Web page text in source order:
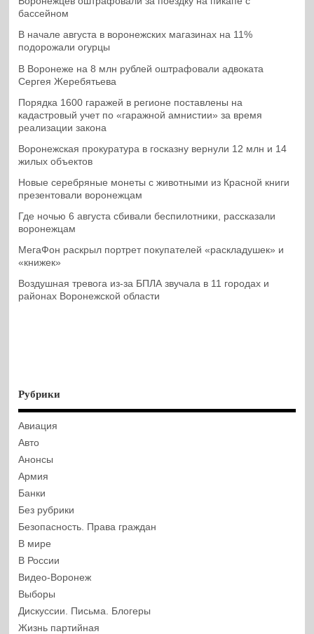
бассейном
В начале августа в воронежских магазинах на 11%
подорожали огурцы
В Воронеже на 8 млн рублей оштрафовали адвоката
Сергея Жеребятьева
Порядка 1600 гаражей в регионе поставлены на
кадастровый учет по «гаражной амнистии» за время
реализации закона
Воронежская прокуратура в госказну вернули 12 млн и 14
жилых объектов
Новые серебряные монеты с животными из Красной книги
презентовали воронежцам
Где ночью 6 августа сбивали беспилотники, рассказали
воронежцам
МегаФон раскрыл портрет покупателей «раскладушек» и
«книжек»
Воздушная тревога из-за БПЛА звучала в 11 городах и
районах Воронежской области
Рубрики
Авиация
Авто
Анонсы
Армия
Банки
Без рубрики
Безопасность. Права граждан
В мире
В России
Видео-Воронеж
Выборы
Дискуссии. Письма. Блогеры
Жизнь партийная